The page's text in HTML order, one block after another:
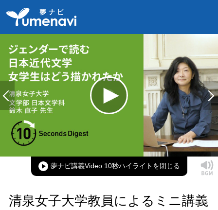
夢ナビ講義Video 10秒ハイライト
清泉女子大学教員によるミニ講義